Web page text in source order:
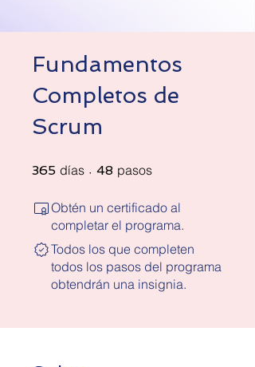
Fundamentos
Completos de
Scrum
365 días 365 días
48 pasos
Obtén un certificado al
completar el programa.
Todos los que completen
todos los pasos del programa
obtendrán una insignia.